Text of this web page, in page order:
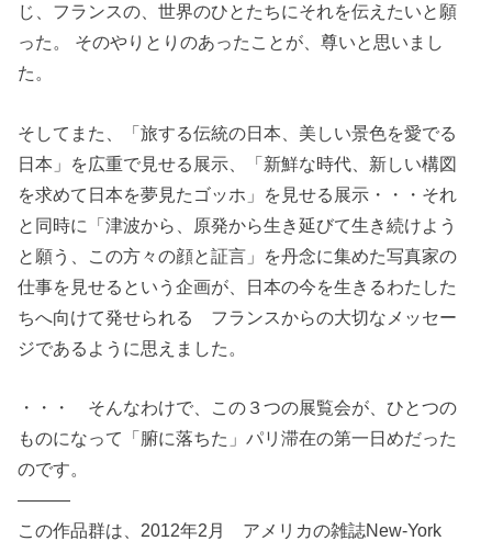
じ、フランスの、世界のひとたちにそれを伝えたいと願
った。 そのやりとりのあったことが、尊いと思いまし
た。
そしてまた、「旅する伝統の日本、美しい景色を愛でる
日本」を広重で見せる展示、「新鮮な時代、新しい構図
を求めて日本を夢見たゴッホ」を見せる展示・・・それ
と同時に「津波から、原発から生き延びて生き続けよう
と願う、この方々の顔と証言」を丹念に集めた写真家の
仕事を見せるという企画が、日本の今を生きるわたした
ちへ向けて発せられる フランスからの大切なメッセー
ジであるように思えました。
・・・ そんなわけで、この３つの展覧会が、ひとつの
ものになって「腑に落ちた」パリ滞在の第一日めだった
のです。
———
この作品群は、2012年2月 アメリカの雑誌New-York